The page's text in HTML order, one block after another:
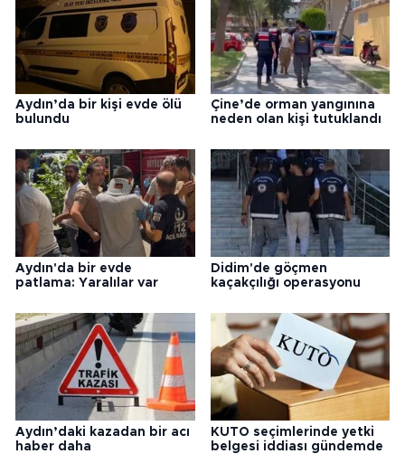
Aydın’da bir kişi evde ölü
bulundu
Çine’de orman yangınına
neden olan kişi tutuklandı
Aydın'da bir evde
patlama: Yaralılar var
Didim'de göçmen
kaçakçılığı operasyonu
Aydın’daki kazadan bir acı
haber daha
KUTO seçimlerinde yetki
belgesi iddiası gündemde